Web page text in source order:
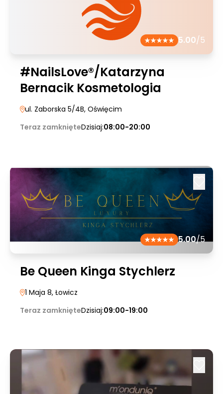
5.00/5
#NailsLove®/Katarzyna
Bernacik Kosmetologia
ul. Zaborska 5/4B, Oświęcim
Teraz zamknięteDzisiaj:08:00-20:00
5.00/5
Be Queen Kinga Stychlerz
1 Maja 8, Łowicz
Teraz zamknięteDzisiaj:09:00-19:00